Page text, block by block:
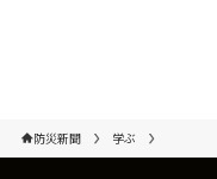
防災新聞 学ぶ